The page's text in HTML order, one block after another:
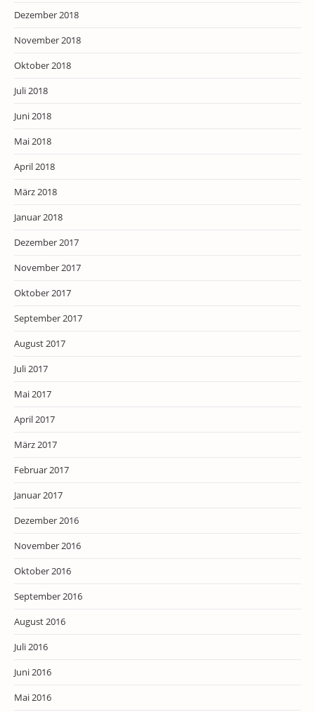
Dezember 2018
November 2018
Oktober 2018
Juli 2018
Juni 2018
Mai 2018
April 2018
März 2018
Januar 2018
Dezember 2017
November 2017
Oktober 2017
September 2017
August 2017
Juli 2017
Mai 2017
April 2017
März 2017
Februar 2017
Januar 2017
Dezember 2016
November 2016
Oktober 2016
September 2016
August 2016
Juli 2016
Juni 2016
Mai 2016